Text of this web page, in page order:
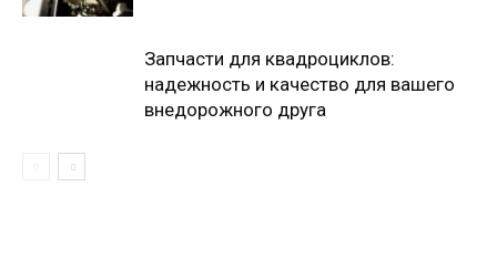
Запчасти для квадроциклов:
надежность и качество для вашего
внедорожного друга